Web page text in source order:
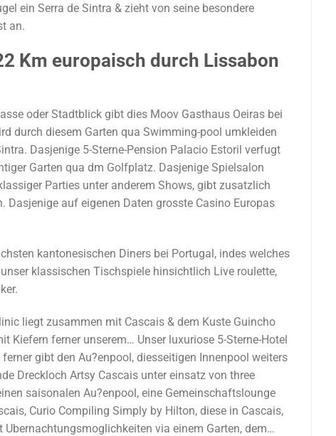
ein Serra de Sintra & zieht von seine besondere
an.
Km europaisch durch Lissabon
oder Stadtblick gibt dies Moov Gasthaus Oeiras bei
durch diesem Garten qua Swimming-pool umkleiden
Dasjenige 5-Sterne-Pension Palacio Estoril verfugt
Garten qua dm Golfplatz. Dasjenige Spielsalon
Parties unter anderem Shows, gibt zusatzlich
auf eigenen Daten grosste Casino Europas
kantonesischen Diners bei Portugal, indes welches
klassischen Tischspiele hinsichtlich Live roulette,
liegt zusammen mit Cascais & dem Kuste Guincho
Kiefern ferner unserem… Unser luxuriose 5-Sterne-Hotel
gibt den Au?enpool, diesseitigen Innenpool weiters
Dreckloch Artsy Cascais unter einsatz von three
saisonalen Au?enpool, eine Gemeinschaftslounge
Curio Compiling Simply by Hilton, diese in Cascais,
via einem Garten, dem…